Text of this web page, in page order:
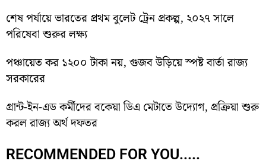
শেষ পর্যায়ে ভারতের প্রথম বুলেট ট্রেন প্রকল্প, ২০২৭ সালে
পরিষেবা শুরুর লক্ষ্য
পঞ্চায়েত কর ১২০০ টাকা নয়, গুজব উড়িয়ে স্পষ্ট বার্তা রাজ্য
সরকারের
গ্রান্ট-ইন-এড কর্মীদের বকেয়া ডিএ মেটাতে উদ্যোগ, প্রক্রিয়া শুরু
করল রাজ্য অর্থ দফতর
RECOMMENDED FOR YOU.....